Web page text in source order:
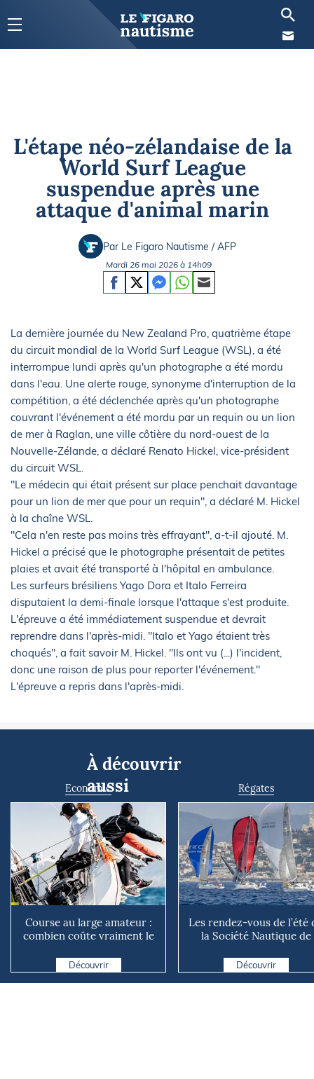
L'étape néo-zélandaise de la
World Surf League
suspendue après une
attaque d'animal marin
Par Le Figaro Nautisme / AFP
Mardi 26 mai 2026 à 14h09
La dernière journée du New Zealand Pro, quatrième étape
du circuit mondial de la World Surf League (WSL), a été
interrompue lundi après qu'un photographe a été mordu
dans l'eau. Une alerte rouge, synonyme d'interruption de la
compétition, a été déclenchée après qu'un photographe
couvrant l'événement a été mordu par un requin ou un lion
de mer à Raglan, une ville côtière du nord-ouest de la
Nouvelle-Zélande, a déclaré Renato Hickel, vice-président
du circuit WSL.
"Le médecin qui était présent sur place penchait davantage
pour un lion de mer que pour un requin", a déclaré M. Hickel
à la chaîne WSL.
"Cela n'en reste pas moins très effrayant", a-t-il ajouté. M.
Hickel a précisé que le photographe présentait de petites
plaies et avait été transporté à l'hôpital en ambulance.
Les surfeurs brésiliens Yago Dora et Italo Ferreira
disputaient la demi-finale lorsque l'attaque s'est produite.
L'épreuve a été immédiatement suspendue et devrait
reprendre dans l'après-midi. "Italo et Yago étaient très
choqués", a fait savoir M. Hickel. "Ils ont vu (...) l'incident,
donc une raison de plus pour reporter l'événement."
L'épreuve a repris dans l'après-midi.
À découvrir
aussi
Economie
Course au large amateur :
combien coûte vraiment le
Découvrir
Régates
Les rendez-vous de l’été
la Société Nautique de
Découvrir